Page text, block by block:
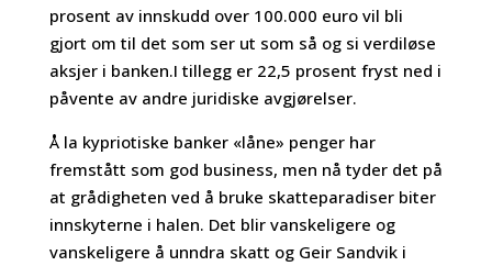
prosent av innskudd over 100.000 euro vil bli
gjort om til det som ser ut som så og si verdiløse
aksjer i banken.I tillegg er 22,5 prosent fryst ned i
påvente av andre juridiske avgjørelser.
Å la kypriotiske banker «låne» penger har
fremstått som god business, men nå tyder det på
at grådigheten ved å bruke skatteparadiser biter
innskyterne i halen. Det blir vanskeligere og
vanskeligere å unndra skatt og Geir Sandvik i